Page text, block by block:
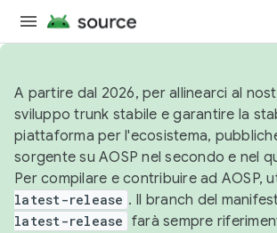
A partire dal 2026, per allinearci al
sviluppo trunk stabile e garantire la
piattaforma per l'ecosistema,
sorgente su AOSP nel secondo e nel
Per compilare e contribuire ad AOSP,
latest-release . Il branch del
latest-release farà sempre